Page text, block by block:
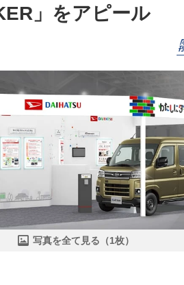
」をアピール
写真を全て見る（1枚）